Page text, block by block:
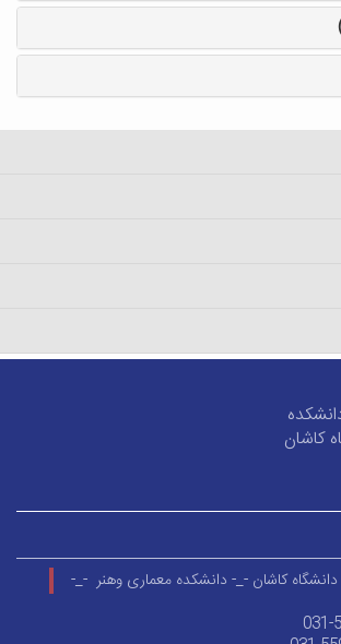
کاشان
کاشان -_- دانشکده معماری وهنر -_-
031-